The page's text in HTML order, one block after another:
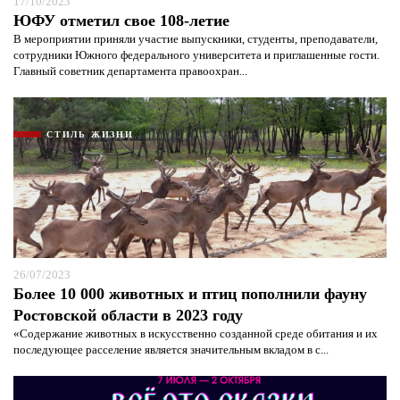
ЮФУ отметил свое 108-летие
В мероприятии приняли участие выпускники, студенты, преподаватели,
сотрудники Южного федерального университета и приглашенные гости.
Главный советник департамента правоохран...
СТИЛЬ ЖИЗНИ
26/07/2023
Более 10 000 животных и птиц пополнили фауну
Ростовской области в 2023 году
«Содержание животных в искусственно созданной среде обитания и их
последующее расселение является значительным вкладом в с...